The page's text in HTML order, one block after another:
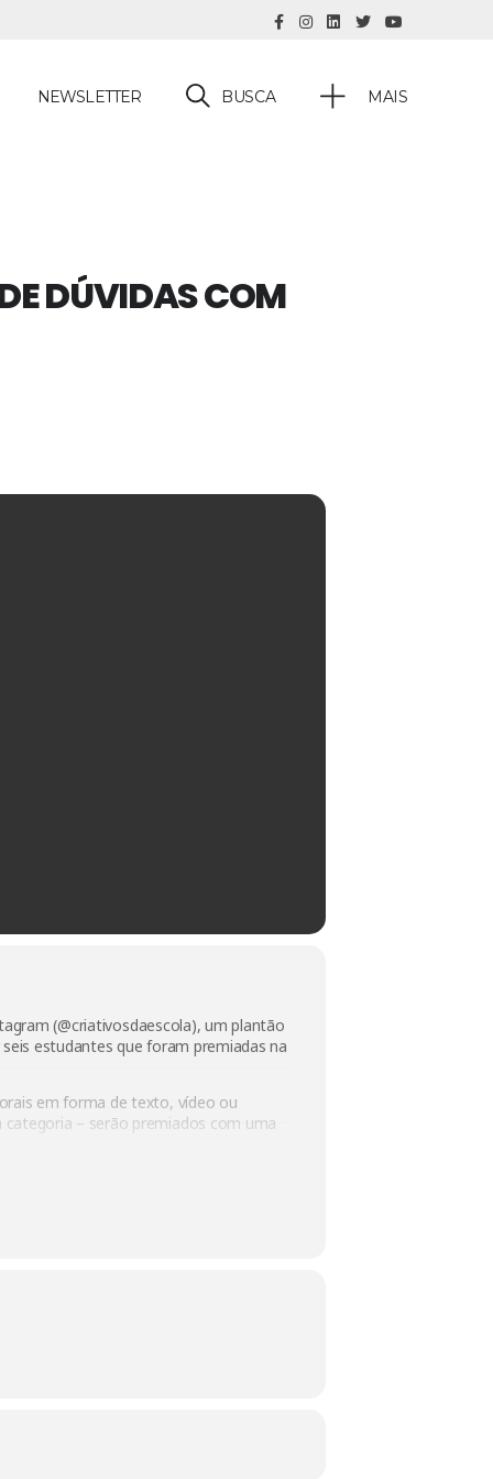
NEWSLETTER BUSCA MAIS
DÚVIDAS COM
(@criativosdaescola), um plantão
estudantes que foram premiadas na
em forma de texto, vídeo ou
– serão premiados com uma